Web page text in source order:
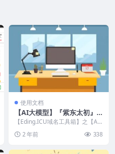
使用文档
【AI大模型】『紫东太初』-
使用说明
【Eding.ICU域名工具箱】之【AI
简要说明！...
2 年前 338